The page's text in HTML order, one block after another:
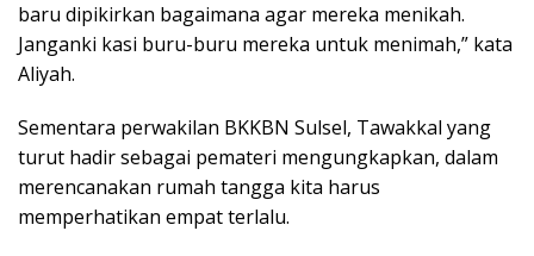
baru dipikirkan bagaimana agar mereka menikah.
Janganki kasi buru-buru mereka untuk menimah,” kata
Aliyah.
Sementara perwakilan BKKBN Sulsel, Tawakkal yang
turut hadir sebagai pemateri mengungkapkan, dalam
merencanakan rumah tangga kita harus
memperhatikan empat terlalu.